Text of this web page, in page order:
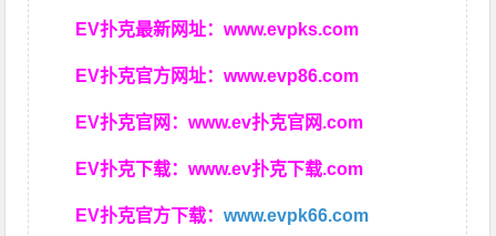
EV扑克最新网址：www.evpks.com
EV扑克官方网址：www.evp86.com
EV扑克官网：www.ev扑克官网.com
EV扑克下载：www.ev扑克下载.com
EV扑克官方下载：www.evpk66.com